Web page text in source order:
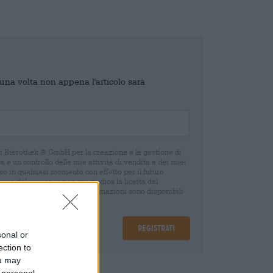
or
to
may
volta non appena l'articolo sarà
® GmbH per la creazione e la gestione di
e un controllo delle mie attività di vendita e dei miei
in qualsiasi momento con effetto per il futuro
del consenso non pregiudica la liceità del
della revoca. Ulteriori informazioni sono disponibili
Registrati
€ 0,15